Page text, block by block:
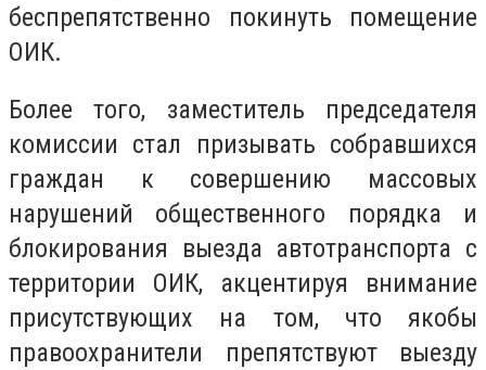
беспрепятственно покинуть помещение
ОИК.
Более того, заместитель председателя
комиссии стал призывать собравшихся
граждан к совершению массовых
нарушений общественного порядка и
блокирования выезда автотранспорта с
территории ОИК, акцентируя внимание
присутствующих на том, что якобы
правоохранители препятствуют выезду